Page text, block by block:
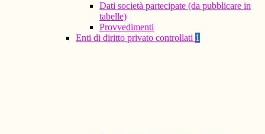
Dati società partecipate (da pubblicare in
tabelle)
Provvedimenti
Enti di diritto privato controllati 1